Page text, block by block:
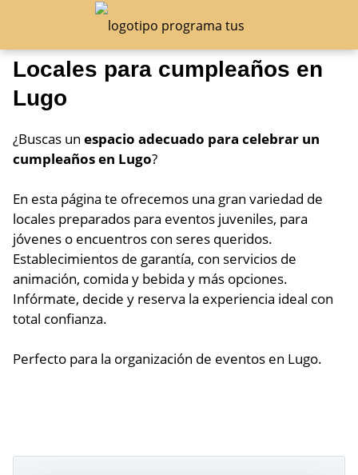
Locales para cumpleaños en
Lugo
¿Buscas un espacio adecuado para celebrar un
cumpleaños en Lugo?
En esta página te ofrecemos una gran variedad de
locales preparados para eventos juveniles, para
jóvenes o encuentros con seres queridos.
Establecimientos de garantía, con servicios de
animación, comida y bebida y más opciones.
Infórmate, decide y reserva la experiencia ideal con
total confianza.
Perfecto para la organización de eventos en Lugo.